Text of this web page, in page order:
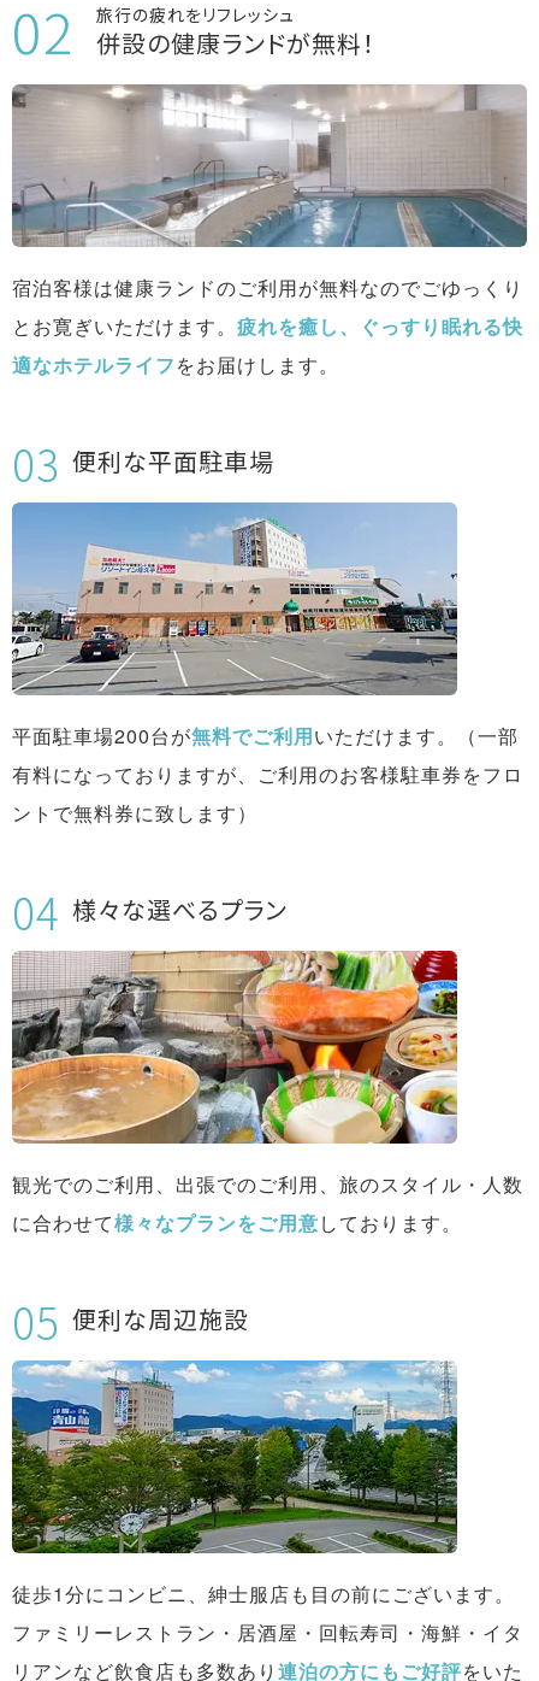
旅行の疲れをリフレッシュ
併設の健康ランドが無料！
宿泊客様は健康ランドのご利用が無料なのでごゆっくり
とお寛ぎいただけます。 疲れを癒し、ぐっすり眠れる快
適なホテルライフをお届けします。
便利な平面駐車場
平面駐車場200台が無料でご利用いただけます。（一部
有料になっておりますが、ご利用のお客様駐車券をフロ
ントで無料券に致します）
様々な選べるプラン
観光でのご利用、出張でのご利用、旅のスタイル・人数
に合わせて様々なプランをご用意しております。
便利な周辺施設
徒歩1分にコンビニ、紳士服店も目の前にございます。
ファミリーレストラン・居酒屋・回転寿司・海鮮・イタ
リアンなど飲食店も多数あり 連泊の方にもご好評をいた